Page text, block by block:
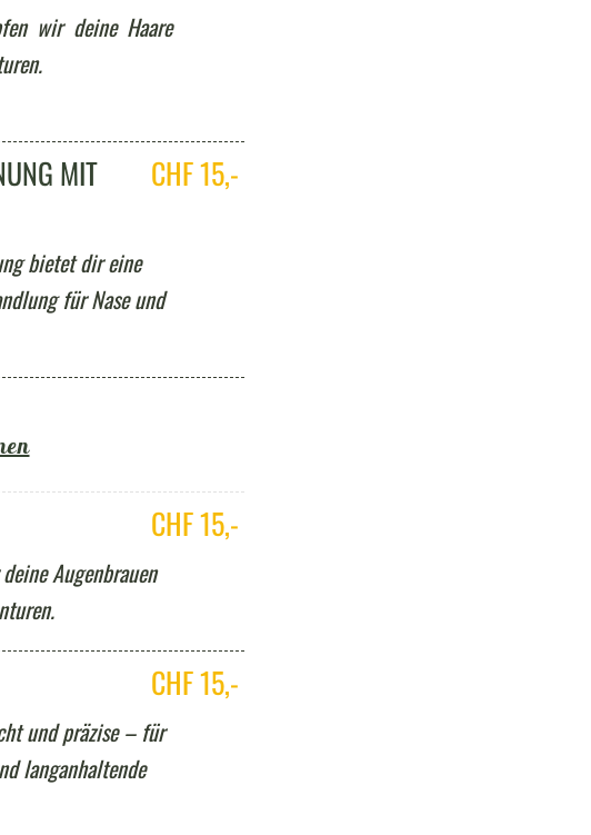
wir deine Haare
MIT
CHF 15,-
bietet dir eine
für Nase und
CHF 15,-
Augenbrauen
CHF 15,-
und präzise – für
langanhaltende